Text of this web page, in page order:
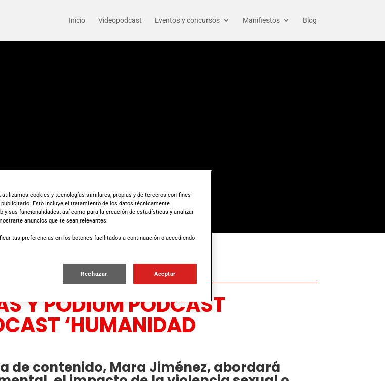
Inicio Videopodcast Eventos y concursos Manifiestos Blog
Y PODIUM PODCAST
‘HUMANIDAD
de contenido, Mara Jiménez, abordará
utilizamos cookies y tecnologías similares, propias y de terceros con fines
Esto incluye el tratamiento de los datos técnicamente
y sus funcionalidades, así como para la creación de estadísticas y analizar
anuncios que te sean relevantes.
tus preferencias en los botones facilitados a continuación o accediendo
Rechazar Aceptar